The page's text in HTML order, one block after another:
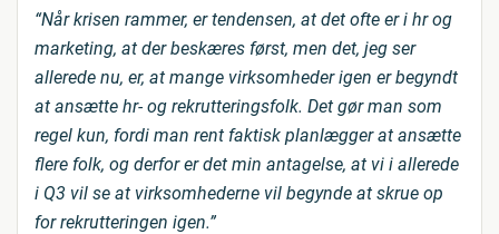
“Når krisen rammer, er tendensen, at det ofte er i hr og
marketing, at der beskæres først, men det, jeg ser
allerede nu, er, at mange virksomheder igen er begyndt
at ansætte hr- og rekrutteringsfolk. Det gør man som
regel kun, fordi man rent faktisk planlægger at ansætte
flere folk, og derfor er det min antagelse, at vi i allerede
i Q3 vil se at virksomhederne vil begynde at skrue op
for rekrutteringen igen.”